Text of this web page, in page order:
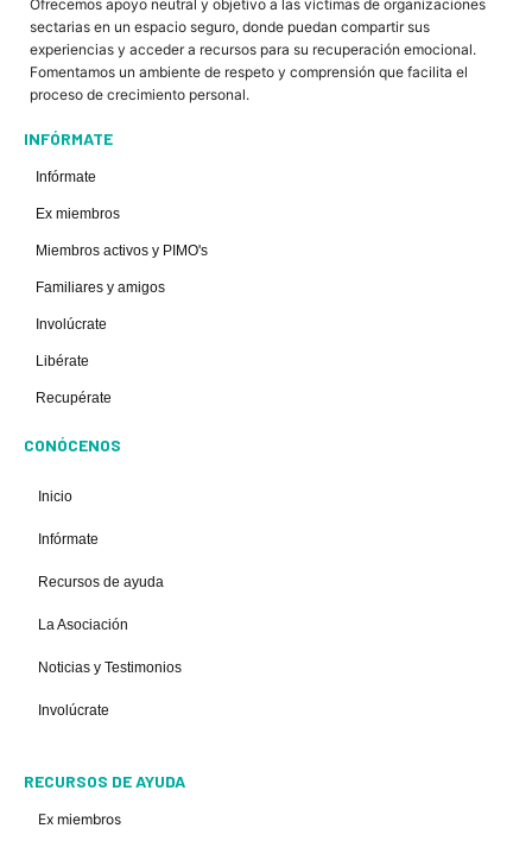
Ofrecemos apoyo neutral y objetivo a las víctimas de organizaciones
sectarias en un espacio seguro, donde puedan compartir sus
experiencias y acceder a recursos para su recuperación emocional.
Fomentamos un ambiente de respeto y comprensión que facilita el
proceso de crecimiento personal.
INFÓRMATE
Infórmate
Ex miembros
Miembros activos y PIMO's
Familiares y amigos
Involúcrate
Libérate
Recupérate
CONÓCENOS
Inicio
Infórmate
Recursos de ayuda
La Asociación
Noticias y Testimonios
Involúcrate
RECURSOS DE AYUDA
Ex miembros